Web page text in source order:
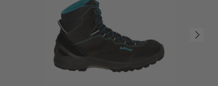
Nächste